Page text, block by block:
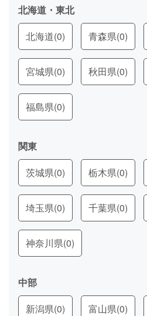
北海道・東北
北海道(0) 青森県(0)
宮城県(0) 秋田県(0)
福島県(0)
関東
茨城県(0) 栃木県(0)
埼玉県(0) 千葉県(0)
神奈川県(0)
中部
新潟県(0) 富山県(0)